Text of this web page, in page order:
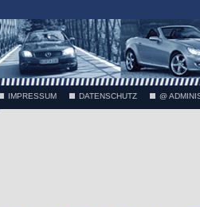
IMPRESSUM DATENSCHUTZ @